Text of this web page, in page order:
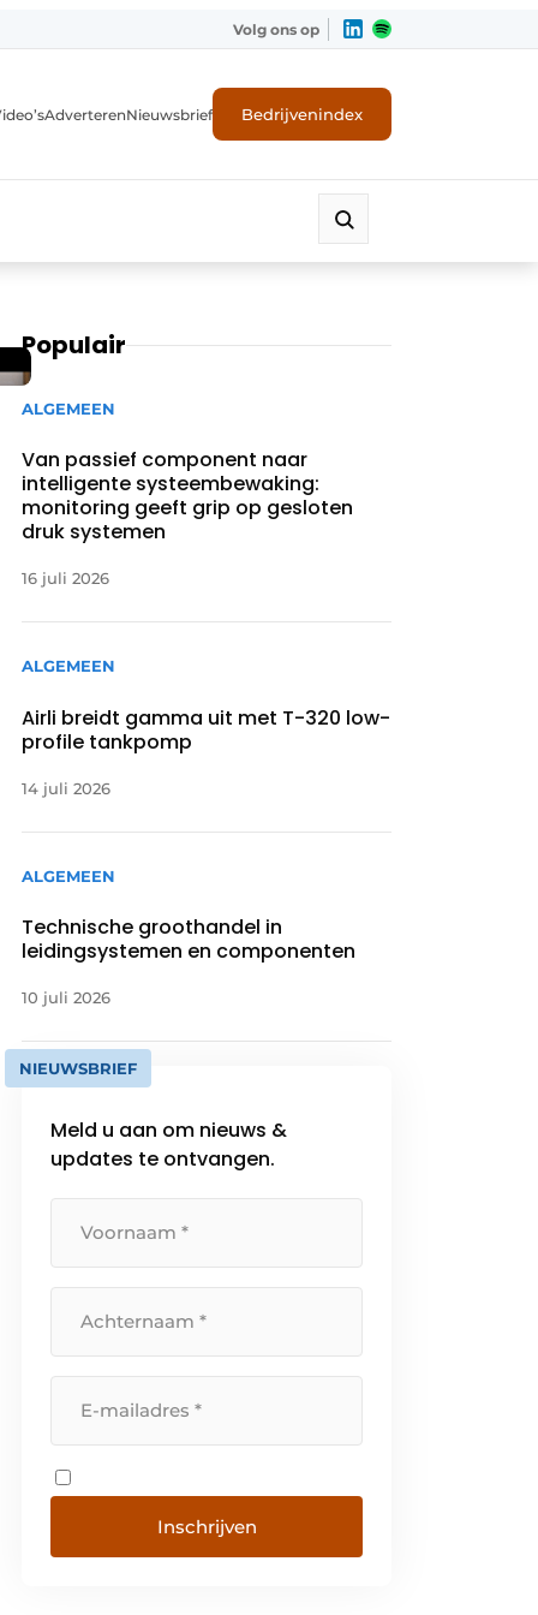
Volg ons op
AdverterenNieuwsbrief Bedrijvenindex
Populair
ALGEMEEN
Van passief component naar
intelligente systeembewaking:
monitoring geeft grip op gesloten
druk systemen
16 juli 2026
ALGEMEEN
Airli breidt gamma uit met T-320 low-
profile tankpomp
14 juli 2026
ALGEMEEN
Technische groothandel in
leidingsystemen en componenten
10 juli 2026
NIEUWSBRIEF
Meld u aan om nieuws &
updates te ontvangen.
Inschrijven